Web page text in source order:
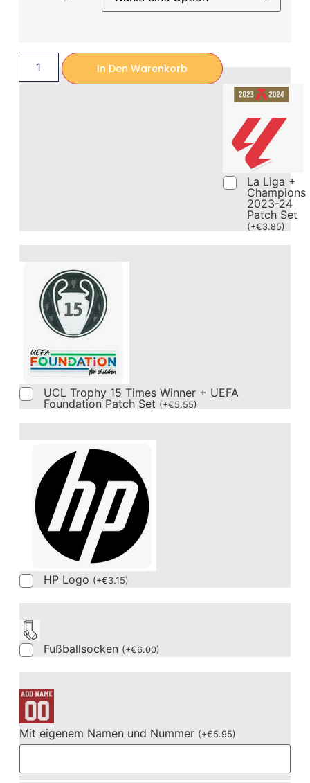
In Den Warenkorb
La Liga +
Champions
2023-24
Patch Set
(+€3.85)
UCL Trophy 15 Times Winner + UEFA
Foundation Patch Set (+€5.55)
HP Logo (+€3.15)
Fußballsocken (+€6.00)
Mit eigenem Namen und Nummer (+€5.95)